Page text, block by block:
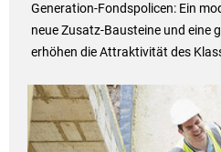
Generation-Fondspolicen: Ein
neue Zusatz-Bausteine und eine
erhöhen die Attraktivität des